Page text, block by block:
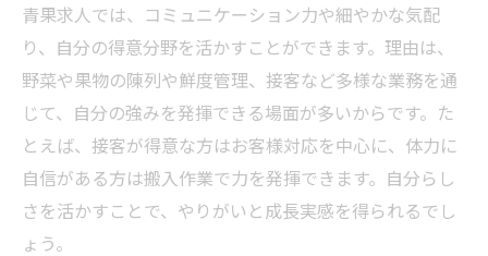
青果求人で長く続けるための健康管理術
青果求人で自分に合う働き方を見つける
青果求人で採用されやすいポイント解説
青果求人の不安を解消する実践的アドバイ
ス
スーパー青果に向いている人の特徴とは
青果求人では、コミュニケーション力や細やかな気配
り、自分の得意分野を活かすことができます。理由は、
野菜や果物の陳列や鮮度管理、接客など多様な業務を通
じて、自分の強みを発揮できる場面が多いからです。た
とえば、接客が得意な方はお客様対応を中心に、体力に
自信がある方は搬入作業で力を発揮できます。自分らし
さを活かすことで、やりがいと成長実感を得られるでし
ょう。